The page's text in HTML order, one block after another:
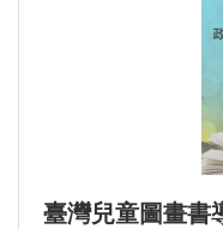
臺灣兒童圖畫書